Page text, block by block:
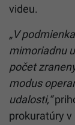
videu.
„V
mimoriadnu
počet
modus
udalosti,“
prokuratúry v